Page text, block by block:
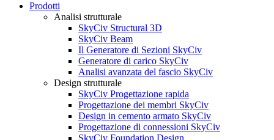
Prodotti
Analisi strutturale
SkyCiv Structural 3D
SkyCiv Beam
Il Generatore di Sezioni SkyCiv
Generatore di carico SkyCiv
Analisi avanzata del fascio SkyCiv
Design strutturale
SkyCiv Progettazione rapida
Progettazione dei membri SkyCiv
Design in cemento armato SkyCiv
Progettazione di connessioni SkyCiv
SkyCiv Foundation Design